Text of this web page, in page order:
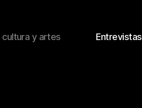
cultura y artes Entrevistas